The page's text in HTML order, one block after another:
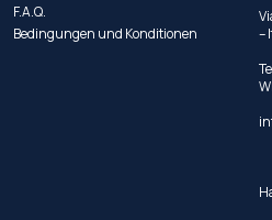
F.A.Q.
Bedingungen und Konditionen
–